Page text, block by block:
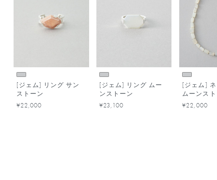
[ジェム] リング サン
ストーン
¥22,000
[ジェム] リング ムー
ンストーン
¥23,100
[ジェム]
ムーンス
¥22,000